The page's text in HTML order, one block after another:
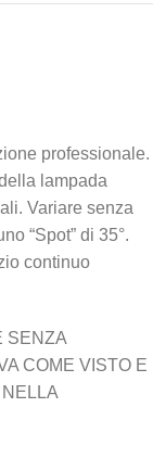
professionale.
lampada
Variare senza
“Spot” di 35°.
continuo
SENZA
COME VISTO E
NELLA